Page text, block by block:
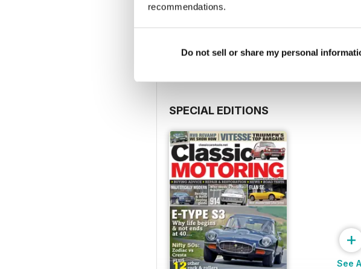
recommendations.
Do not sell or share my personal
Apr-20
SPECIAL EDITIONS
+
See